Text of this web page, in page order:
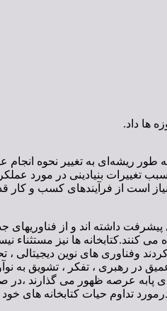
ها داد.
ریشه‌ای به تغییر نحوه انجام
تغییرات بنیادینی در مورد
است از فرآیندهای کسب و
داشته اند و از فناوریهای
ها نیز مستثناء
وفناوری های نوین دیجیتالی ،
در رهبری ، تفکر ، تشویق به
پابه عرصه ظهور می گذارند ،در
درمورد تداوم حیات کتابخانه های